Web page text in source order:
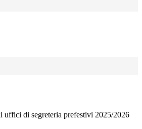
uffici di segreteria prefestivi 2025/2026